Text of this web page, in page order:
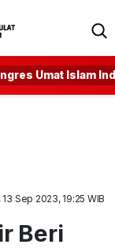
Umat Islam
13 Sep 2023, 19:25 WIB
Beri